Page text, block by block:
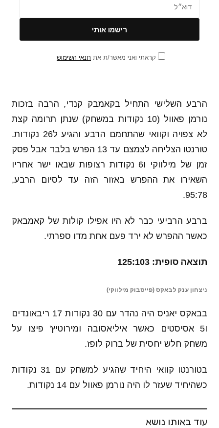
קראתי ואני מאשר/ת את תנאי השימוש
הרבע השלישי התחיל בקאמבק קנדי, הרבה בזכות
נורמן פאוול (10 נקודות במשחק) שנתן תרומה קצת
לא צפויה וקוואי שהתחמם הרבע והגיע ל26 נקודות.
טורנטו הצליחה לצמצם עד 13 הפרש בלבד אבל פסק
זמן של מילווקי ו6 נקודות רצופות שבאו ישר אחריו
השאירו את ההפרש באזור הזה עד לסיום הרבע,
95:78.
ברבע הרביעי כבר לא היו אפילו קולות של קאמבאק
כאשר ההפרש לא ירד פעם אחת מדו ספרתי.
תוצאה סופית: 125:103
ניצחון ענק לבאקס (פייסבוק מילווקי)
בבאקס יאניס היה נהדר עם 30 נקודות 17 ריבאונדים
ו5 אסיסטים כאשר איליאסובה ומירוטיץ' פיצו על
משחק חלש יחסית של ברוק לופז.
בטורנטו קוואי היחיד שהגיע למשחק עם 31 נקודות
כשהיחיד שעזר לו היה נורמן פאוול עם 14 נקודות.
עוד באותו נושא